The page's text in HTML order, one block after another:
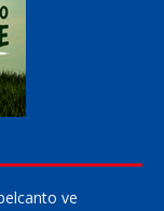
ve